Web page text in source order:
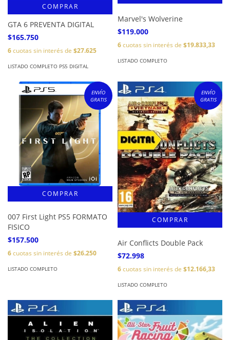
COMPRAR
GTA 6 PREVENTA DIGITAL
$165.750
6cuotas sin interés de $27.625
LISTADO COMPLETO PS5 DIGITAL
Marvel's Wolverine
$119.000
6cuotas sin interés de $19.833,33
LISTADO COMPLETO
ENVÍO
GRATIS
007 First Light PS5 FORMATO
FISICO
$157.500
6cuotas sin interés de $26.250
LISTADO COMPLETO
ENVÍO
GRATIS
Air Conflicts Double Pack
$72.998
6cuotas sin interés de $12.166,33
LISTADO COMPLETO